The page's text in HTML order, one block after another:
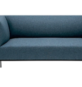
RAGLAN